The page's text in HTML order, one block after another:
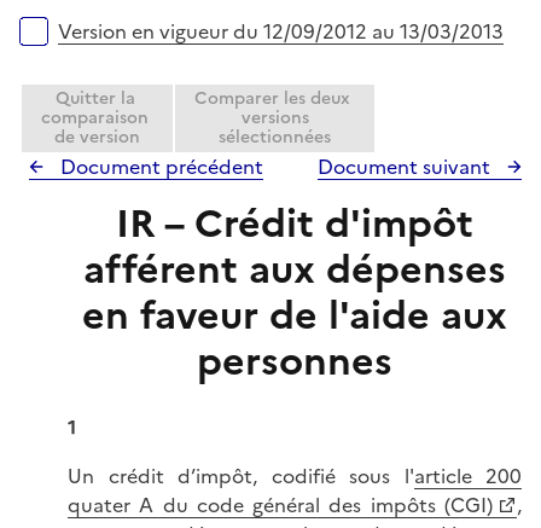
Version en vigueur du 12/09/2012 au 13/03/2013
Quitter la
comparaison
de version
Comparer les deux
versions
sélectionnées
Document précédent Document suivant
IR – Crédit d'impôt
afférent aux dépenses
en faveur de l'aide aux
personnes
1
Un crédit d’impôt, codifié sous l'article 200
quater A du code général des impôts (CGI)
,